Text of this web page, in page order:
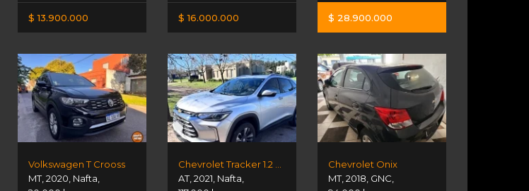
$ 13.900.000 $ 16.000.000 $ 28.900.000
Volkswagen T Crooss
MT,2020 Nafta
AT,2021 Nafta
Chevrolet Onix
MT,2018 GNC